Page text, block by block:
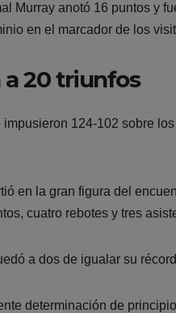
Murray anotó 16 puntos y
en el marcador de los
20 triunfos
124-102 sobre
en la gran figura del
cuatro rebotes y tres
a dos de igualar su
determinación de